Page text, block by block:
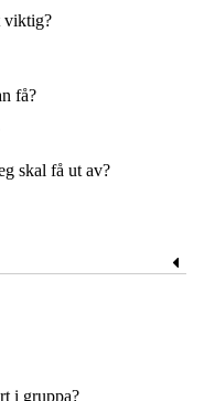
viktig?
få?
skal få ut av?
i gruppa?